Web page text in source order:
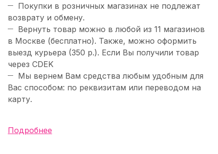
Покупки в розничных магазинах не подлежат
возврату и обмену.
Вернуть товар можно в любой из 11 магазинов
в Москве (бесплатно). Также, можно оформить
выезд курьера (350 р.). Если Вы получили товар
через CDEK
Мы вернем Вам средства любым удобным для
Вас способом: по реквизитам или переводом на
карту.
Подробнее